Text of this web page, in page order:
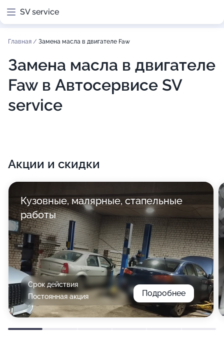
SV service
Главная / Замена масла в двигателе Faw
Замена масла в двигателе
Faw в Автосервисе SV
service
Акции и скидки
Кузовные, малярные, стапельные
работы
Срок действия
Постоянная акция
Подробнее